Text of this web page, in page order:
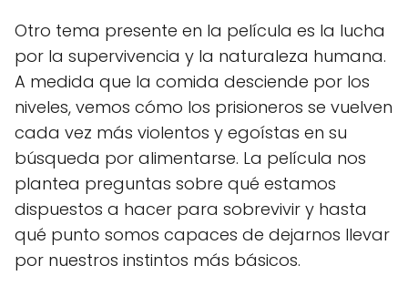
Otro tema presente en la película es la lucha
por la supervivencia y la naturaleza humana.
A medida que la comida desciende por los
niveles, vemos cómo los prisioneros se vuelven
cada vez más violentos y egoístas en su
búsqueda por alimentarse. La película nos
plantea preguntas sobre qué estamos
dispuestos a hacer para sobrevivir y hasta
qué punto somos capaces de dejarnos llevar
por nuestros instintos más básicos.